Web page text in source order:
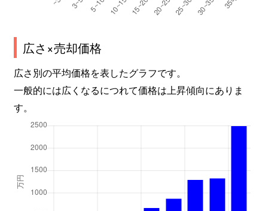
広さ×売却価格
広さ別の平均価格を表したグラフです。
一般的には広くなるにつれて価格は上昇傾向にありま
す。